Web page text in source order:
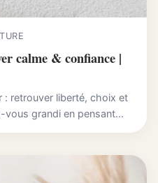
calme & confiance |
: retrouver liberté, choix et
grandi en pensant...